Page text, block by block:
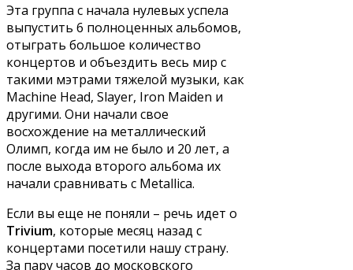
Эта группа с начала нулевых успела
выпустить 6 полноценных альбомов,
отыграть большое количество
концертов и объездить весь мир с
такими мэтрами тяжелой музыки, как
Machine Head, Slayer, Iron Maiden и
другими. Они начали свое
восхождение на металлический
Олимп, когда им не было и 20 лет, а
после выхода второго альбома их
начали сравнивать с Metallica.
Если вы еще не поняли – речь идет о
Trivium, которые месяц назад с
концертами посетили нашу страну.
За пару часов до московского